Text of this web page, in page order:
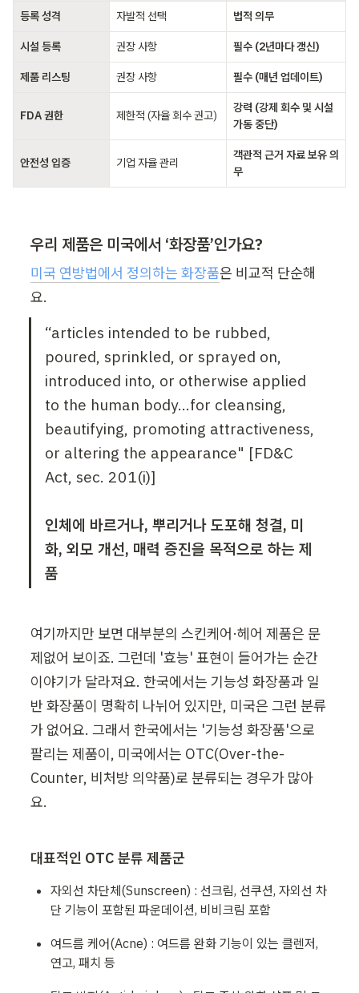
등록 성격 자발적 선택 법적 의무
시설 등록 권장 사항 필수 (2년마다 갱신)
제품 리스팅 권장 사항 필수 (매년 업데이트)
FDA 권한 제한적 (자율 회수 권고)
강력 (강제 회수 및 시설
가동 중단)
안전성 입증 기업 자율 관리
객관적 근거 자료 보유 의
무
우리 제품은 미국에서 ‘화장품’인가요?
미국 연방법에서 정의하는 화장품은 비교적 단순해
요.
“articles intended to be rubbed,
poured, sprinkled, or sprayed on,
introduced into, or otherwise applied
to the human body...for cleansing,
beautifying, promoting attractiveness,
or altering the appearance" [FD&C
Act, sec. 201(i)]
인체에 바르거나, 뿌리거나 도포해 청결, 미
화, 외모 개선, 매력 증진을 목적으로 하는 제
품
여기까지만 보면 대부분의 스킨케어·헤어 제품은 문
제없어 보이죠. 그런데 '효능' 표현이 들어가는 순간
이야기가 달라져요. 한국에서는 기능성 화장품과 일
반 화장품이 명확히 나뉘어 있지만, 미국은 그런 분류
가 없어요. 그래서 한국에서는 '기능성 화장품'으로
팔리는 제품이, 미국에서는 OTC(Over-the-
Counter, 비처방 의약품)로 분류되는 경우가 많아
요.
대표적인 OTC 분류 제품군
자외선 차단체(Sunscreen) : 선크림, 선쿠션, 자외선 차
단 기능이 포함된 파운데이션, 비비크림 포함
여드름 케어(Acne) : 여드름 완화 기능이 있는 클렌저,
연고, 패치 등